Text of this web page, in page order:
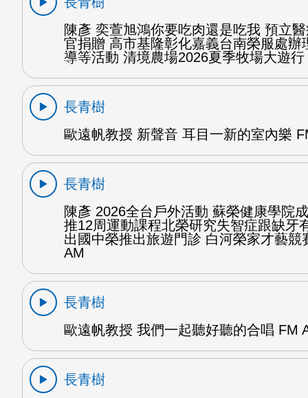
陳彥 奕萱旭鴻你要吃肉還是吃我 預立
官捐贈 高市基隆彰化嘉義台南榮服處辦
導等活動 清境農場2026夏季牧場大遊
長青樹
歐遠帆教授 新聲音 耳目一新的室內樂
長青樹
陳彥 2026全台戶外活動 蘇榮健康學院
推12周運動課程北榮研究失智症跟缺牙
出國中榮推出旅遊門診 白河榮家才藝競
AM
長青樹
歐遠帆教授 我們一起聽好聽的合唱 FM
長青樹